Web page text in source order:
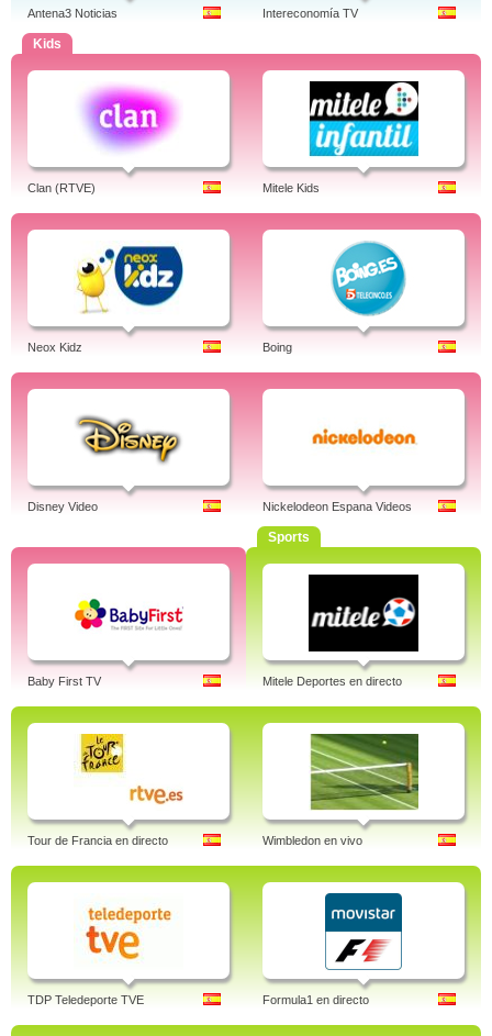
Antena3 Noticias Intereconomía TV
Kids
Clan (RTVE) Mitele Kids
Neox Kidz Boing
Disney Video Nickelodeon Espana Videos
Baby First TV
Sports
Mitele Deportes en directo
Tour de Francia en directo Wimbledon en vivo
TDP Teledeporte TVE Formula1 en directo